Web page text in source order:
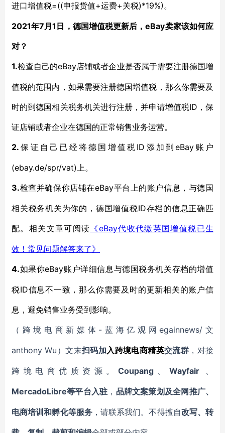
进口增值税=((申报货值+运费+关税)*19%)。
2021年7月1日，德国增值税更新后，eBay卖家该如何应
对？
1.检查自己的eBay店铺或者企业是否属于需要注册德国增
值税的范围内，如果需要注册德国增值税，那么你需要及
时的到德国相关税务机关进行注册，并申请增值税ID，保
证店铺或者企业在德国的正常销售业务运营。
2. 保证自己已经将德国增值税 ID添加到eBay账户
(ebay.de/spr/vat)上。
3.检查并确保你店铺在eBay平台上的账户信息，与德国
相关税务机关为你的，德国增值税ID存档的信息正确匹
配。相关文章可阅读 《eBay代收代缴英国增值税已生
效！常见问题解答来了》
4.如果你eBay账户详细信息与德国税务机关存档的增值
税ID信息不一致，那么你需要及时的更新相关的账户信
息，避免销售业务受到影响。
（跨境电商新媒体 -蓝海亿观网egainnews/文
anthony Wu ）文末扫码加 入 跨境电商精英交流群 ，对接
跨境电商优质资源。 Coupang、 Wayfair
MercadoLibre等平台入驻 ， 品牌文案策划及全网推广、
电商培训和孵化等服务，请联系我们。不得擅自改写、转